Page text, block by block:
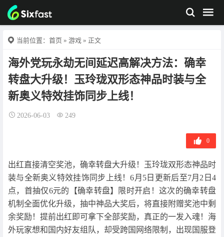
当前位置： 首页 » 游戏 » 正文
海外党玩永劫无间延迟高解决方法：确幸
转盘大升级！玉玲珑双形态神品时装与全
新奥义特效挂饰同步上线！
2026-06-03 249
0
出红直接清空奖池，确幸转盘大升级！玉玲珑双形态神品时
装与全新奥义特效挂饰同步上线！6月5日更新后至7月2日4
点，首抽仅6元的【确幸转盘】限时开启！这次的确幸转盘
机制全面优化升级，抽中神品大奖后，将直接附赠奖池中剩
余奖励！提前出红即可拿下全部奖励，真正的一发入魂！海
外玩家想和国内好友组队，却受跨国网络限制，出现国服登